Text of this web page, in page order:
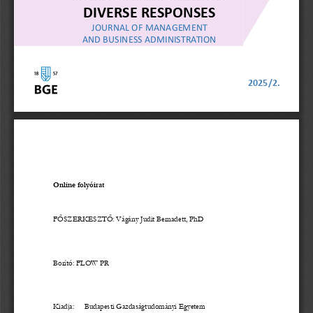
2025/2.
DIVERSE RESPONSES
JOURNAL OF MANAGEMENT
AND BUSINESS ADMINISTRATION
Online folyóirat
FŐSZERKESZTŐ: Vágány Judit Bernadett, PhD
Borító: FLOW PR
Kiadja: Budapesti Gazdaságtudományi Egyetem